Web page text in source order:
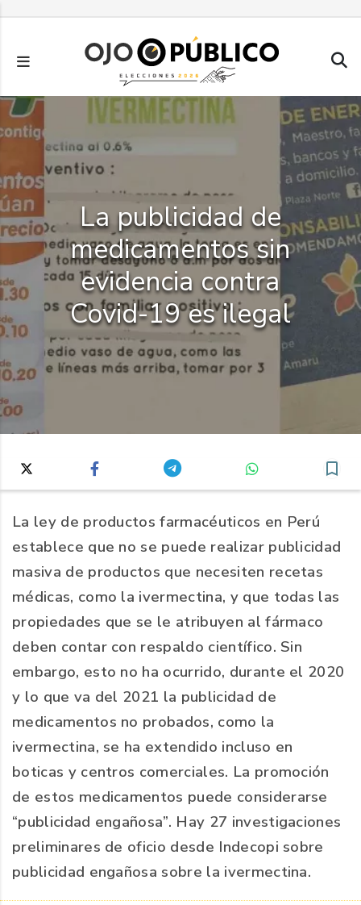
principal
La publicidad de
medicamentos sin
evidencia contra
Covid-19 es ilegal
La ley de productos farmacéuticos en Perú
establece que no se puede realizar publicidad
masiva de productos que necesiten recetas
médicas, como la ivermectina, y que todas las
propiedades que se le atribuyen al fármaco
deben contar con respaldo científico. Sin
embargo, esto no ha ocurrido, durante el 2020
y lo que va del 2021 la publicidad de
medicamentos no probados, como la
ivermectina, se ha extendido incluso en
boticas y centros comerciales. La promoción
de estos medicamentos puede considerarse
“publicidad engañosa”. Hay 27 investigaciones
preliminares de oficio desde Indecopi sobre
publicidad engañosa sobre la ivermectina.